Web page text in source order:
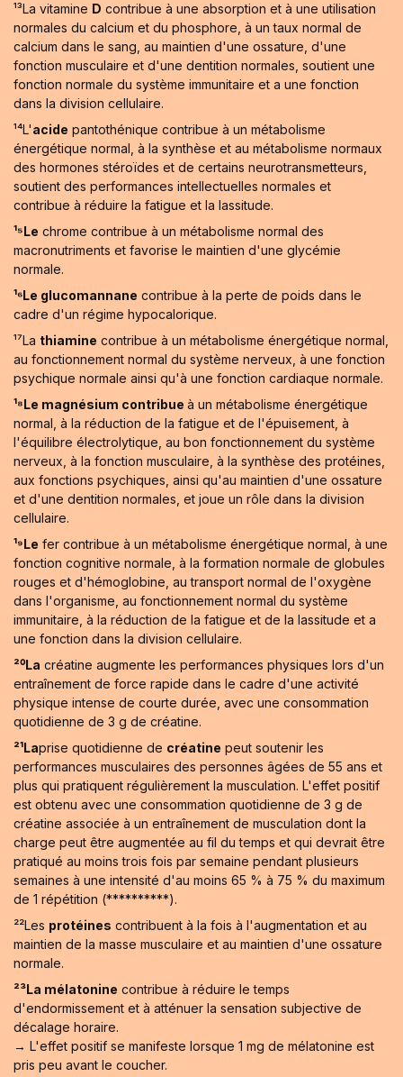
¹³La vitamine D contribue à une absorption et à une utilisation
normales du calcium et du phosphore, à un taux normal de
calcium dans le sang, au maintien d'une ossature, d'une
fonction musculaire et d'une dentition normales, soutient une
fonction normale du système immunitaire et a une fonction
dans la division cellulaire.
¹⁴L'acide pantothénique contribue à un métabolisme
énergétique normal, à la synthèse et au métabolisme normaux
des hormones stéroïdes et de certains neurotransmetteurs,
soutient des performances intellectuelles normales et
contribue à réduire la fatigue et la lassitude.
¹⁵Le chrome contribue à un métabolisme normal des
macronutriments et favorise le maintien d'une glycémie
normale.
¹⁶Le glucomannane contribue à la perte de poids dans le
cadre d'un régime hypocalorique.
¹⁷La thiamine contribue à un métabolisme énergétique normal,
au fonctionnement normal du système nerveux, à une fonction
psychique normale ainsi qu'à une fonction cardiaque normale.
¹⁸Le magnésium contribue à un métabolisme énergétique
normal, à la réduction de la fatigue et de l'épuisement, à
l'équilibre électrolytique, au bon fonctionnement du système
nerveux, à la fonction musculaire, à la synthèse des protéines,
aux fonctions psychiques, ainsi qu'au maintien d'une ossature
et d'une dentition normales, et joue un rôle dans la division
cellulaire.
¹⁹Le fer contribue à un métabolisme énergétique normal, à une
fonction cognitive normale, à la formation normale de globules
rouges et d'hémoglobine, au transport normal de l'oxygène
dans l'organisme, au fonctionnement normal du système
immunitaire, à la réduction de la fatigue et de la lassitude et a
une fonction dans la division cellulaire.
²⁰La créatine augmente les performances physiques lors d'un
entraînement de force rapide dans le cadre d'une activité
physique intense de courte durée, avec une consommation
quotidienne de 3 g de créatine.
²¹Laprise quotidienne de créatine peut soutenir les
performances musculaires des personnes âgées de 55 ans et
plus qui pratiquent régulièrement la musculation. L'effet positif
est obtenu avec une consommation quotidienne de 3 g de
créatine associée à un entraînement de musculation dont la
charge peut être augmentée au fil du temps et qui devrait être
pratiqué au moins trois fois par semaine pendant plusieurs
semaines à une intensité d'au moins 65 % à 75 % du maximum
de 1 répétition (**********).
²²Les protéines contribuent à la fois à l'augmentation et au
maintien de la masse musculaire et au maintien d'une ossature
normale.
²³La mélatonine contribue à réduire le temps
d'endormissement et à atténuer la sensation subjective de
décalage horaire.
→ L'effet positif se manifeste lorsque 1 mg de mélatonine est
pris peu avant le coucher.